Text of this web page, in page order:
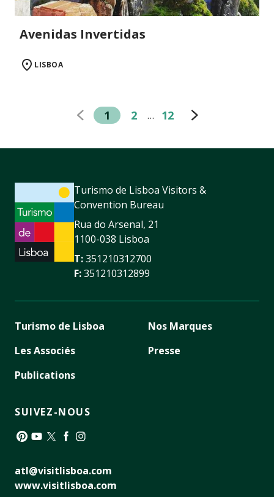
Avenidas Invertidas
LISBOA
1 2 … 12
Turismo de Lisboa Visitors &
Convention Bureau
Rua do Arsenal, 21
1100-038 Lisboa
T:351210312700
F:351210312899
Turismo de Lisboa
Les Associés
Publications
Nos Marques
Presse
SUIVEZ-NOUS
atl@visitlisboa.com
www.visitlisboa.com